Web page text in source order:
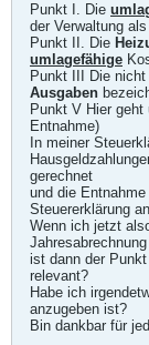
Punkt I. Die
der Verwaltung als
Punkt II. Die
umlagefähige
Punkt III Die
Ausgaben
Punkt V Hier geht
Entnahme)
In meiner
gerechnet
und die
Steuererklärung
Wenn ich jetzt
ist dann der
relevant?
Habe ich
anzugeben ist?
Bin dankbar für